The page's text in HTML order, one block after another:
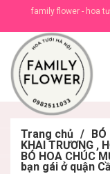
family flower - hoa
Trang chủ / BÓ
KHAI TRƯƠNG ,
BÓ HOA CHÚC
bạn gái ở quận